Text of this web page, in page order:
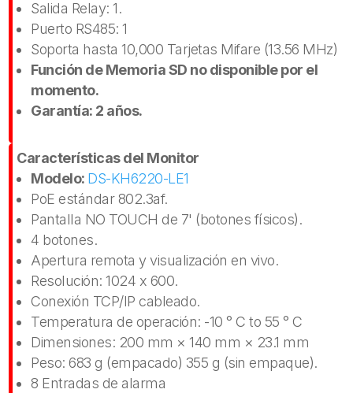
Salida Relay: 1.
Puerto RS485: 1
Soporta hasta 10,000 Tarjetas Mifare (13.56 MHz)
Función de Memoria SD no disponible por el
momento.
Garantía: 2 años.
Características del Monitor
Modelo: DS-KH6220-LE1
PoE estándar 802.3af.
Pantalla NO TOUCH de 7' (botones físicos).
4 botones.
Apertura remota y visualización en vivo.
Resolución: 1024 x 600.
Conexión TCP/IP cableado.
Temperatura de operación: -10 ° C to 55 ° C
Dimensiones: 200 mm × 140 mm × 23.1 mm
Peso: 683 g (empacado) 355 g (sin empaque).
8 Entradas de alarma